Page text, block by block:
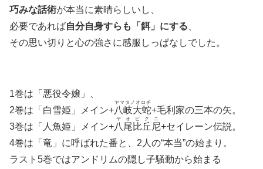
巧みな話術が本当に素晴らしいし、
必要であれば自分自身すらも「餌」にする
その思い切りと心の強さに感服しっぱなしでした。
1巻は「悪役令嬢」、
2巻は「白雪姫」メイン+八岐大蛇
ヤマタノオロチ
+毛利家の三本の矢。
3巻は「人魚姫」メイン+八尾比丘尼
ヤオビクニ
+セイレーン伝説。
4巻は「竜」に呼ばれた番と、2人の“本当”の始まり。
ラスト5巻ではアンドリムの隠し子騒動から始まる